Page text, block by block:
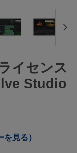
イセンス
Studio
を見る）